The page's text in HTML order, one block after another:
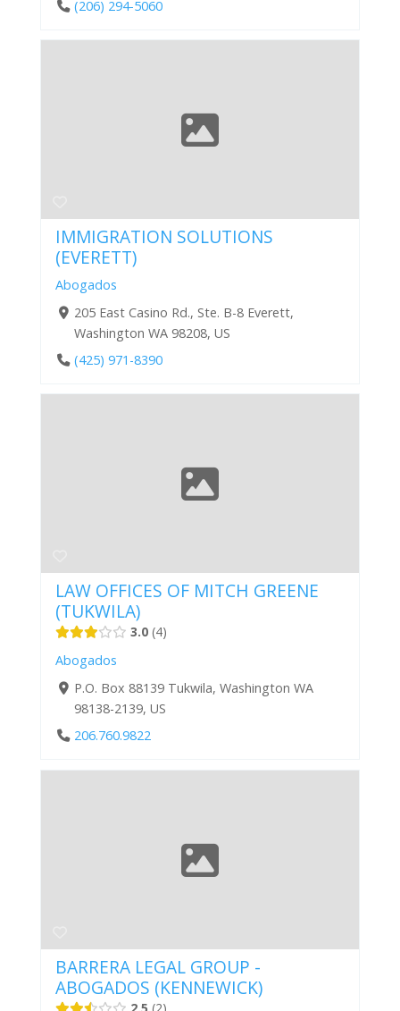
(206) 294-5060
IMMIGRATION SOLUTIONS
(EVERETT)
Abogados
205 East Casino Rd., Ste. B-8 Everett,
Washington WA 98208, US
(425) 971-8390
LAW OFFICES OF MITCH GREENE
(TUKWILA)
3.0 4
Abogados
P.O. Box 88139 Tukwila, Washington WA
98138-2139, US
206.760.9822
BARRERA LEGAL GROUP -
ABOGADOS (KENNEWICK)
2.5 2